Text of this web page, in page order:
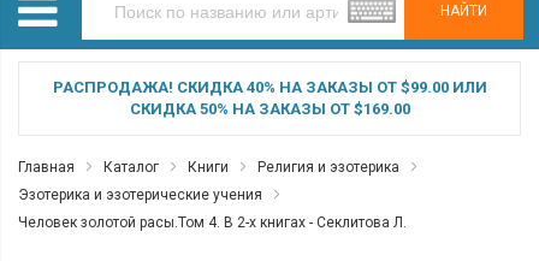
НАЙТИ
РАСПРОДАЖА! СКИДКА 40% НА ЗАКАЗЫ ОТ $99.00 ИЛИ
СКИДКА 50% НА ЗАКАЗЫ ОТ $169.00
Главная Каталог Книги
Религия и эзотерика
Эзотерика и эзотерические учения
Человек золотой расы.Том 4. В 2-х книгах - Секлитова Л.